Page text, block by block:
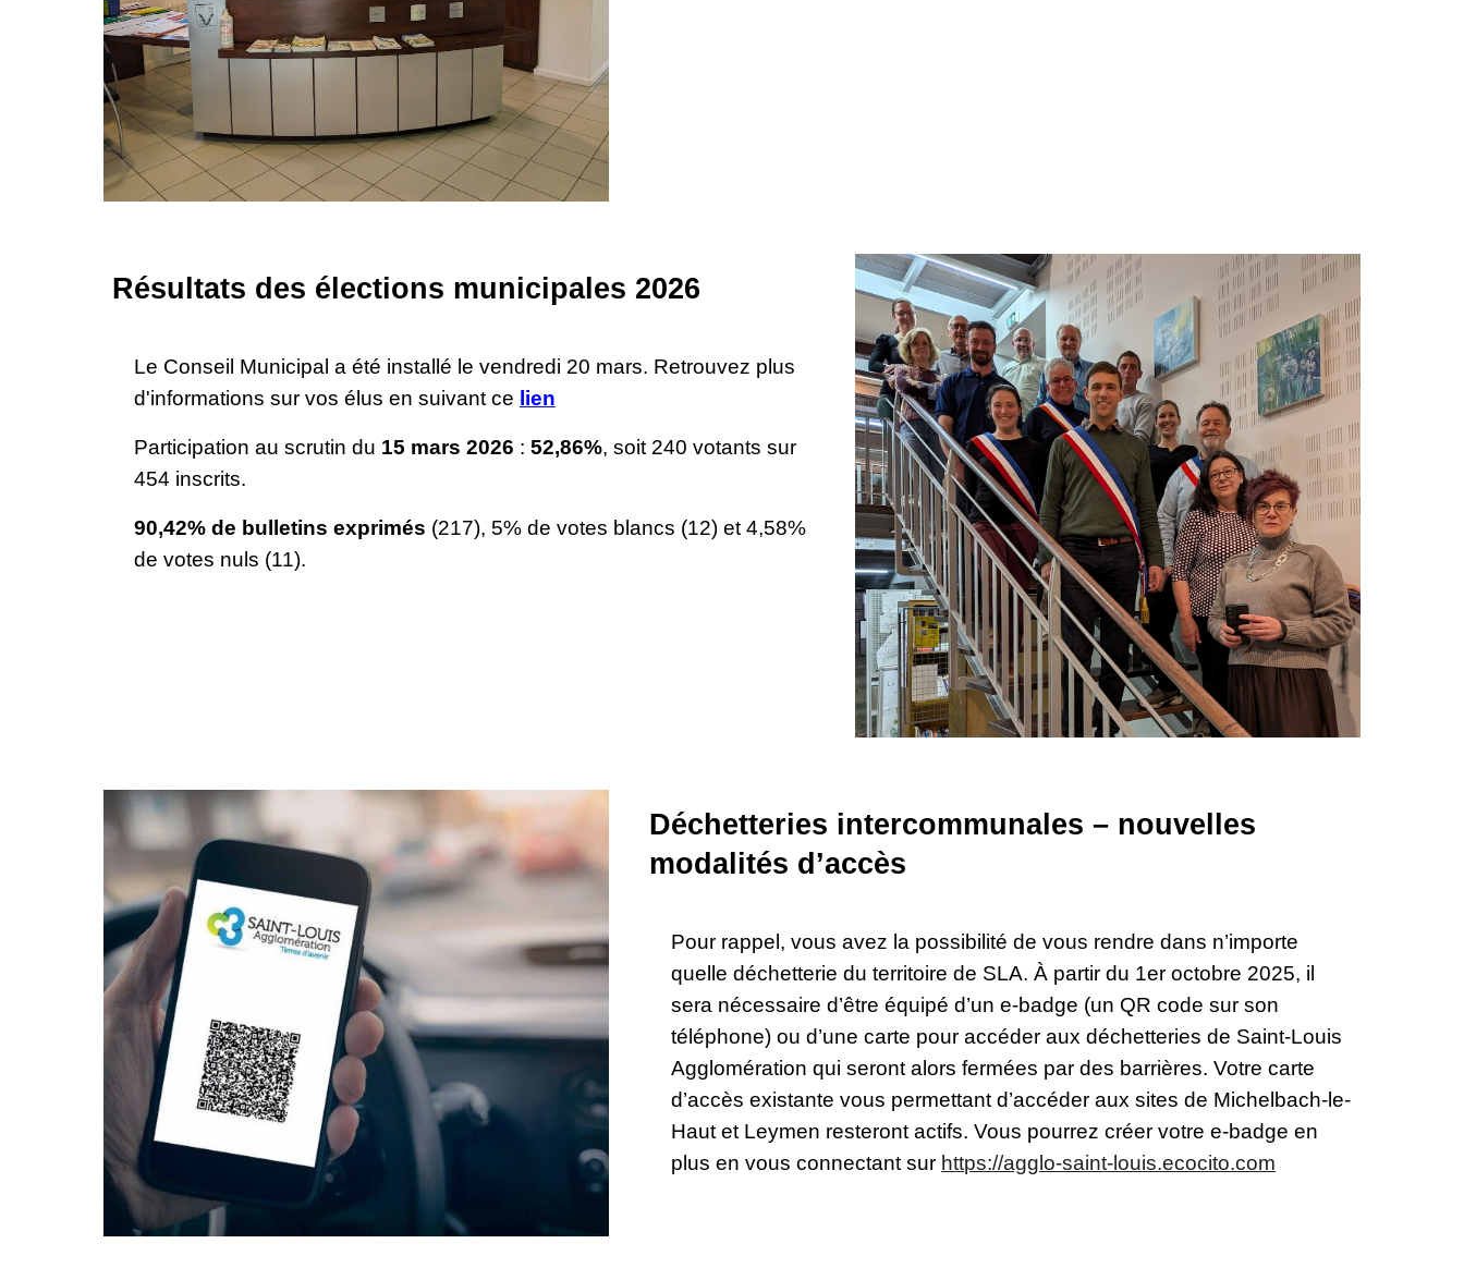
Résultats des élections municipales 2026
Le Conseil Municipal a été installé le vendredi 20 mars. Retrouvez plus
d'informations sur vos élus en suivant ce lien
Participation au scrutin du 15 mars 2026 : 52,86%, soit 240 votants sur
454 inscrits.
90,42% de bulletins exprimés (217), 5% de votes blancs (12) et 4,58%
de votes nuls (11).
Déchetteries intercommunales – nouvelles
modalités d’accès
Pour rappel, vous avez la possibilité de vous rendre dans n’importe
quelle déchetterie du territoire de SLA. À partir du 1er octobre 2025, il
sera nécessaire d’être équipé d’un e-badge (un QR code sur son
téléphone) ou d’une carte pour accéder aux déchetteries de Saint-Louis
Agglomération qui seront alors fermées par des barrières. Votre carte
d’accès existante vous permettant d’accéder aux sites de Michelbach-le-
Haut et Leymen resteront actifs. Vous pourrez créer votre e-badge en
plus en vous connectant sur https://agglo-saint-louis.ecocito.com